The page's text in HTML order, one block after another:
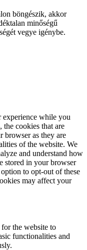
böngészik, akkor
minőségű
vegye igénybe.
experience while you
the cookies that are
browser as they are
of the website. We
and understand how
stored in your browser
to opt-out of these
may affect your
for the website to
functionalities and